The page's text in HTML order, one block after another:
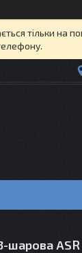
тільки
шарова ASR